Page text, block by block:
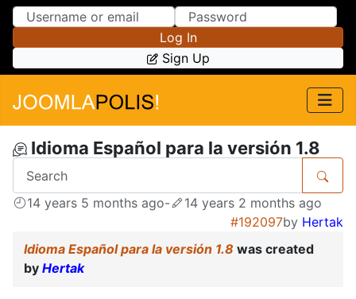
Skip to Content
Skip to Menu
Log In
Sign Up
Idioma Español para la versión 1.8
14 years 5 months ago-
14 years 2 months ago
#192097by Hertak
Idioma Español para la versión 1.8 was created
by Hertak